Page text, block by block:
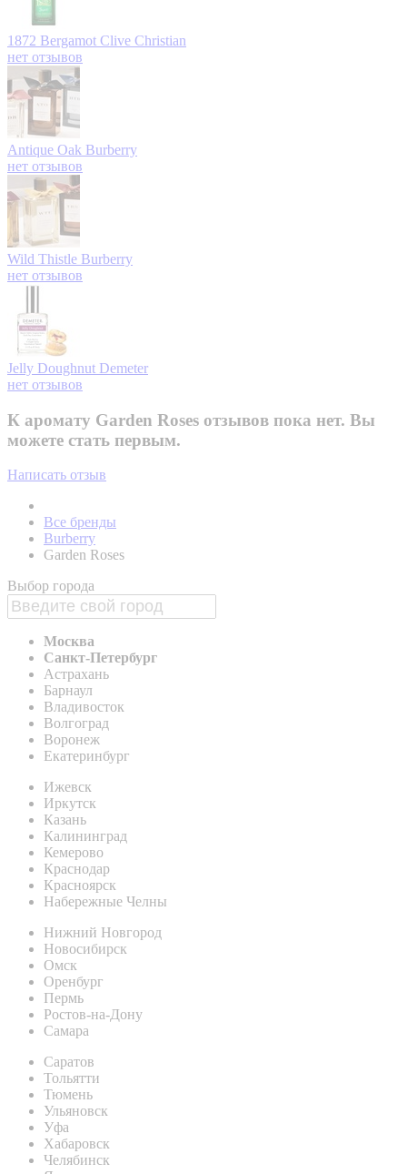
1872 Bergamot Clive Christian
нет отзывов
Antique Oak Burberry
нет отзывов
Wild Thistle Burberry
нет отзывов
Jelly Doughnut Demeter
нет отзывов
К аромату Garden Roses отзывов пока нет. Вы
можете стать первым.
Написать отзыв
Все бренды
Burberry
Garden Roses
Выбор города
Москва
Санкт-Петербург
Астрахань
Барнаул
Владивосток
Волгоград
Воронеж
Екатеринбург
Ижевск
Иркутск
Казань
Калининград
Кемерово
Краснодар
Красноярск
Набережные Челны
Нижний Новгород
Новосибирск
Омск
Оренбург
Пермь
Ростов-на-Дону
Самара
Саратов
Тольятти
Тюмень
Ульяновск
Уфа
Хабаровск
Челябинск